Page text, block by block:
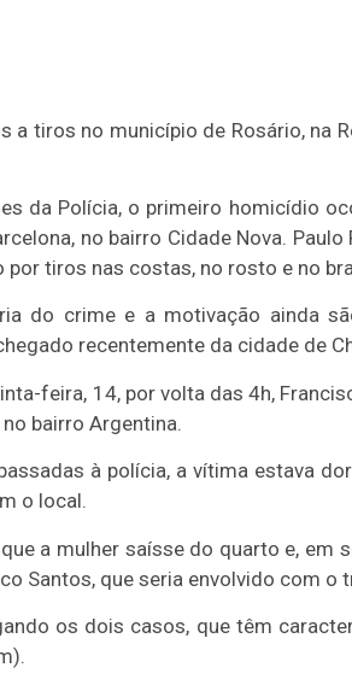
tiros no município de Rosário, na
da Polícia, o primeiro homicídio
no bairro Cidade Nova.
tiros nas costas, no rosto e no
do crime e a motivação ainda
recentemente da cidade de
feira, 14, por volta das 4h,
bairro Argentina.
à polícia, a vítima estava
o local.
a mulher saísse do quarto e, em
Santos, que seria envolvido com o
os dois casos, que têm